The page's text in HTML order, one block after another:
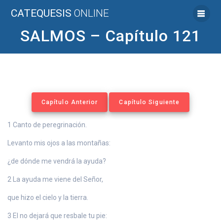
CATEQUESIS ONLINE
SALMOS – Capítulo 121
Capítulo Anterior Capítulo Siguiente
1 Canto de peregrinación.
Levanto mis ojos a las montañas:
¿de dónde me vendrá la ayuda?
2 La ayuda me viene del Señor,
que hizo el cielo y la tierra.
3 El no dejará que resbale tu pie: